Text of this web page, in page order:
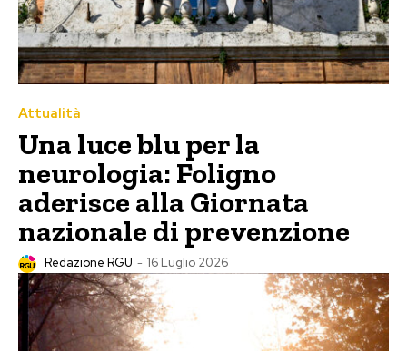
Attualità
Una luce blu per la
neurologia: Foligno
aderisce alla Giornata
nazionale di prevenzione
Redazione RGU - 16 Luglio 2026